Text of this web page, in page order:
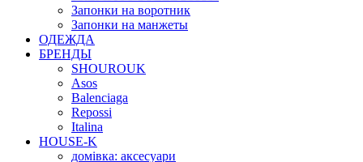
Запонки на воротник
Запонки на манжеты
ОДЕЖДА
БРЕНДЫ
SHOUROUK
Asos
Balenciaga
Repossi
Italina
HOUSE-K
домівка: аксесуари